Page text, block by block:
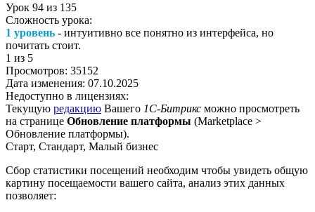
Урок 94 из 135
Сложность урока:
1 уровень - интуитивно все понятно из интерфейса, но
почитать стоит.
1 из 5
Просмотров: 35152
Дата изменения: 07.10.2025
Недоступно в лицензиях:
Текущую редакцию Вашего 1С-Битрикс можно просмотреть
на странице Обновление платформы (Marketplace >
Обновление платформы).
Старт, Стандарт, Малый бизнес
Сбор статистики посещений необходим чтобы увидеть общую
картину посещаемости вашего сайта, анализ этих данных
позволяет: